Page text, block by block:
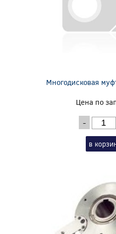
Многодисковая
Цена по
-
в